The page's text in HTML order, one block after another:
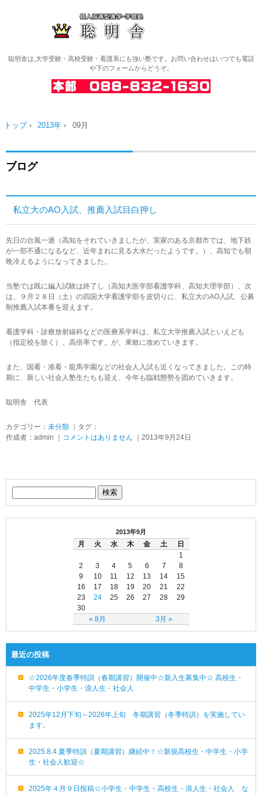
聡明舎は,大学受験・高校受験・看護系にも強い塾です。お問い合わせはいつでも電話
や下のフォームからどうぞ。
トップ› 2013年 › 09月
ブログ
私立大のAO入試、推薦入試目白押し
先日の台風一過（高知をそれていきましたが、実家のある京都市では、地下鉄
が一部不通になるなど、近年まれに見る大水だったようです。）、高知でも朝
晩冷えるようになってきました。
当塾では既に編入試験は終了し（高知大医学部看護学科、高知大理学部）、次
は、９月２８日（土）の四国大学看護学部を皮切りに、私立大のAO入試、公募
制推薦入試本番を迎えます。
看護学科・診療放射線科などの医療系学科は、私立大学推薦入試といえども
（指定校を除く）、高倍率です。が、果敢に攻めていきます。
また、国看・准看・龍馬学園などの社会人入試も近くなってきました。この時
期に、新しい社会人塾生たちも迎え、今年も臨戦態勢を固めていきます。
聡明舎 代表
カテゴリー： 未分類 ｜タグ：
作成者：admin ｜ コメントはありません ｜2013年9月24日
2013年9月
月 火 水 木 金 土 日
« 8月 3月 »
1
2
3 4 5 6 7
8
9
10 11 12 13 14
15
16
17 18 19 20 21
22
23
24 25 26 27 28
29
30
最近の投稿
☆2026年度春季特訓（春期講習）開催中☆新入生募集中☆ 高校生・
中学生・小学生・浪人生・社会人
2025年12月下旬～2026年上旬 冬期講習（冬季特訓）を実施してい
ます。
2025.8.4.夏季特訓（夏期講習）継続中！☆新規高校生・中学生・小学
生・社会人歓迎☆
2025年４月９日投稿☆小学生・中学生・高校生・浪人生・社会人 な